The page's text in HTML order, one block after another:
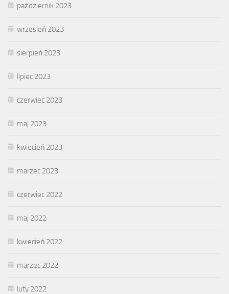
październik 2023
wrzesień 2023
sierpień 2023
lipiec 2023
czerwiec 2023
maj 2023
kwiecień 2023
marzec 2023
czerwiec 2022
maj 2022
kwiecień 2022
marzec 2022
luty 2022